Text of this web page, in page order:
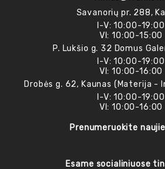
Savanorių pr. 288,
I-V: 10:00-19:00
VI: 10:00-15:00
P. Lukšio g. 32 Domus
I-V: 10:00-19:00
VI: 10:00-16:00
Drobės g. 62, Kaunas (Materija -
I-V: 10:00-19:00
VI: 10:00-16:00
Prenumeruokite
Esame socialiniuose